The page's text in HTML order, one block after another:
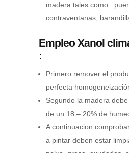
madera tales como :
contraventanas,
EmpleoXanol
:
Primero remover el
perfecta
Segundo la madera
de un 18 – 20% de
A continuacion
a pintar deben estar